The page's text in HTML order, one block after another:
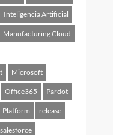
Inteligencia Artificial
Manufacturing Cloud
Microsoft
Office365 Pardot
Platform release
salesforce